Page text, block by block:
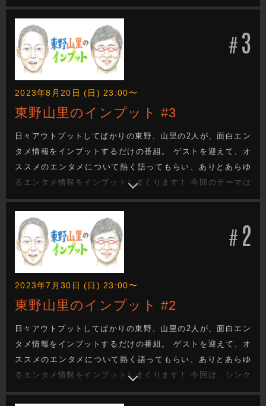
「ラグビーW杯2023」ラグビー芸人のしんやが、ラグビーの
魅力をプレゼン。 喉から手が出るほど欲しかった情報に山里
も前のめりに！ これを観れば、ラグビーの楽しさ倍増間違い
なし！！
#3
2023年8月20日 (日) 23:00〜
東野山里のインプット #3
日々アウトプットしてばかりの東野、山里の2人が、面白エン
タメ情報をインプットするだけの番組。 ゲストを迎えて、オ
ススメのエンタメについて熱く語ってもらい、ありとあらゆ
るエンタメ情報をインプットしまくります！ 今回のテーマは
長寿番組「はやく起きた朝は...」。 夫婦の時間・山西が、30
年続く番組の中での神回や、独特すぎる番組の特徴を熱くプ
レゼン！ 東野、山里の2人も神回に大興奮！いったいどんな
神回なのか！？
# 2
2023年7月30日 (日) 23:00〜
東野山里のインプット #2
日々アウトプットしてばかりの東野、山里の2人が、面白エン
タメ情報をインプットするだけの番組。 ゲストを迎えて、オ
ススメのエンタメについて熱く語ってもらい、ありとあらゆ
るエンタメ情報をインプットしまくります！ 今回は、シンク
ロニシティ・西野が愛する落語、古今亭志ん朝師匠の「文七